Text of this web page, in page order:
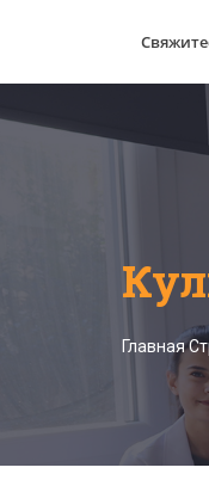
Главная